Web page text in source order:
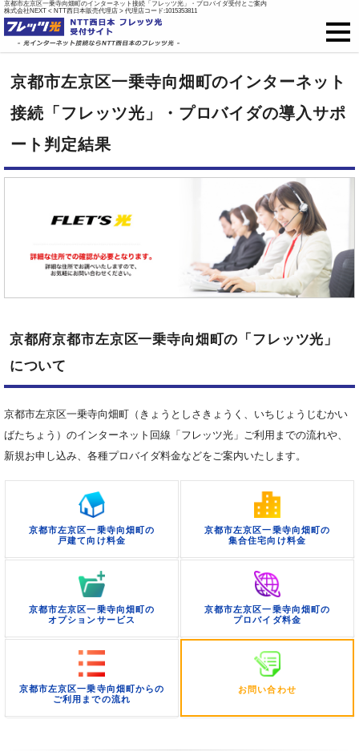
京都市左京区一乗寺向畑町のインターネット接続「フレッツ光」・プロバイダ受付とご案内
株式会社NEXT < NTT西日本販売代理店 > 代理店コード:1015353811
戸建て向け料金
オプション
京都市左京区一乗寺向畑町のインターネット
接続「フレッツ光」・プロバイダの導入サポ
ート判定結果
京都府京都市左京区一乗寺向畑町の「フレッツ光」
について
京都市左京区一乗寺向畑町（きょうとしさきょうく、いちじょうじむかい
ばたちょう）のインターネット回線「フレッツ光」ご利用までの流れや、
新規お申し込み、各種プロバイダ料金などをご案内いたします。
京都市左京区一乗寺向畑町の
戸建て向け料金
京都市左京区一乗寺向畑町の
集合住宅向け料金
京都市左京区一乗寺向畑町の
オプションサービス
京都市左京区一乗寺向畑町の
プロバイダ料金
京都市左京区一乗寺向畑町からの
ご利用までの流れ
お問い合わせ